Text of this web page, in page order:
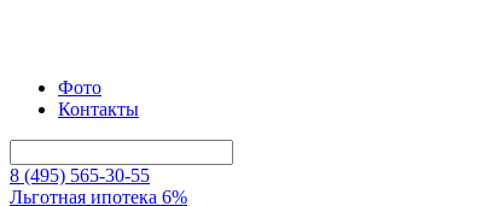
Фото
Контакты
8 (495) 565-30-55
Льготная ипотека 6%